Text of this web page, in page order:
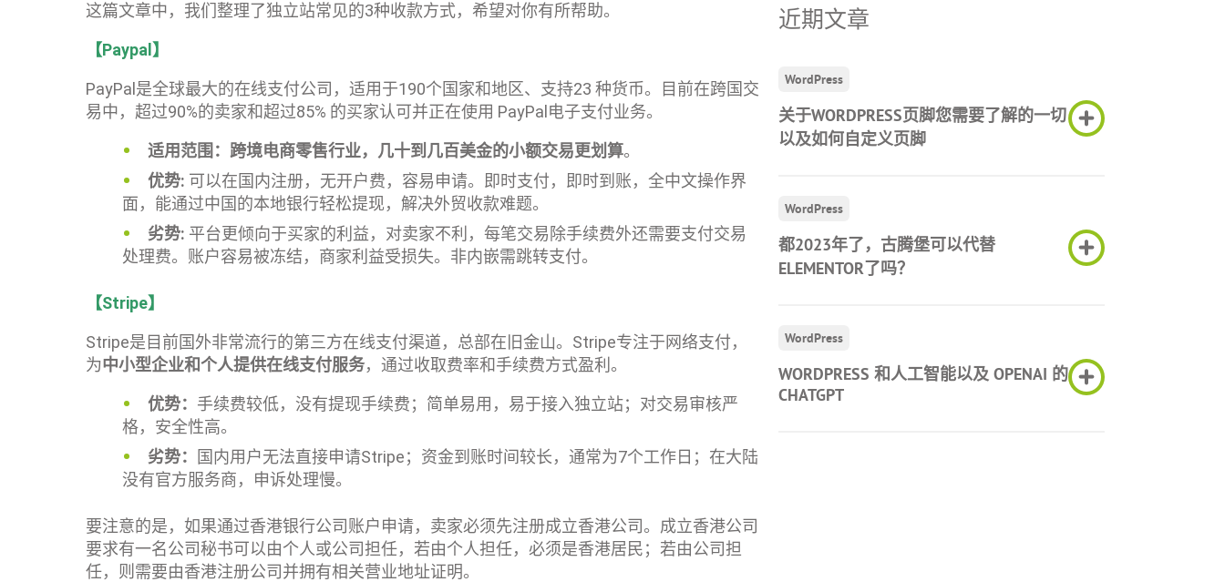
这篇文章中，我们整理了独立站常见的3种收款方式，希望对你有所帮助。
【Paypal】
PayPal是全球最大的在线支付公司，适用于190个国家和地区、支持23 种货币。目前在跨国交
易中，超过90%的卖家和超过85% 的买家认可并正在使用 PayPal电子支付业务。
适用范围：跨境电商零售行业，几十到几百美金的小额交易更划算。
优势: 可以在国内注册，无开户费，容易申请。即时支付，即时到账，全中文操作界
面，能通过中国的本地银行轻松提现，解决外贸收款难题。
劣势: 平台更倾向于买家的利益，对卖家不利，每笔交易除手续费外还需要支付交易
处理费。账户容易被冻结，商家利益受损失。非内嵌需跳转支付。
【Stripe】
Stripe是目前国外非常流行的第三方在线支付渠道，总部在旧金山。Stripe专注于网络支付，
为中小型企业和个人提供在线支付服务，通过收取费率和手续费方式盈利。
优势： 手续费较低，没有提现手续费；简单易用，易于接入独立站；对交易审核严
格，安全性高。
劣势：
国内用户无法直接申请Stripe；资金到账时间较长，通常为7个工作日；在大陆
没有官方服务商，申诉处理慢。
要注意的是，如果通过香港银行公司账户申请，卖家必须先注册成立香港公司。成立香港公司
要求有一名公司秘书可以由个人或公司担任，若由个人担任，必须是香港居民；若由公司担
任，则需要由香港注册公司并拥有相关营业地址证明。
近期文章
WordPress
关于WORDPRESS页脚您需要了解的一切
以及如何自定义页脚
WordPress
都2023年了，古腾堡可以代替
ELEMENTOR了吗？
WordPress
WORDPRESS 和人工智能以及 OPENAI 的
CHATGPT